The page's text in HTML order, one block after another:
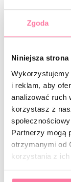
Zgoda
Niniejsza
Wykorzystujemy
i reklam, aby
analizować ruch
korzystasz z
Partnerzy mogą
otrzymanymi od
korzystania z ich
I dlatego
wciągać
Co o tym
mogą
bzdura?
Czy może
Jedno jest